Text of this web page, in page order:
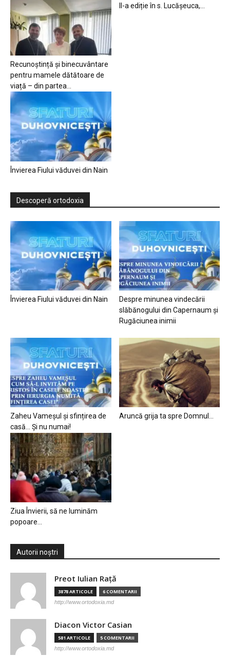
Recunoștință și binecuvântare
pentru mamele dătătoare de
viață – din partea...
II-a ediție în s. Lucășeuca,...
Învierea Fiului văduvei din Nain
Descoperă ortodoxia
Învierea Fiului văduvei din Nain
Despre minunea vindecării
slăbănogului din Capernaum și
Rugăciunea inimii
Zaheu Vameșul și sfințirea de
casă… Și nu numai!
Aruncă grija ta spre Domnul…
Ziua Învierii, să ne luminăm
popoare…
Autorii noștri
Preot Iulian Raţă
3878 ARTICOLE 6 COMENTARII
http://www.ortodoxia.md
Diacon Victor Casian
581 ARTICOLE 5 COMENTARII
http://www.ortodoxia.md